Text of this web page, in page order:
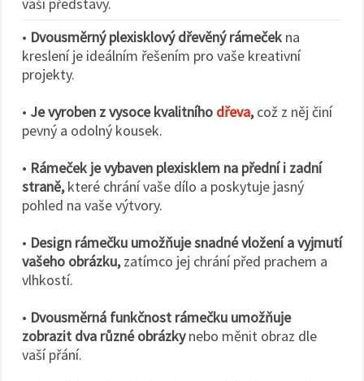
• Dvousměrný plexisklový dřevěný rámeček na
kreslení je ideálním řešením pro vaše kreativní
projekty.
• Je vyroben z vysoce kvalitního dřeva,což z něj činí
pevný a odolný kousek.
• Rámeček je vybaven plexisklem na přední i zadní
straně,které chrání vaše dílo a poskytuje jasný
pohled na vaše výtvory.
• Design rámečku umožňuje snadné vložení a vyjmutí
vašeho obrázku,zatímco jej chrání před prachem a
vlhkostí.
• Dvousměrná funkčnost rámečku umožňuje
zobrazit dva různé obrázkynebo měnit obraz dle
vaší přání.